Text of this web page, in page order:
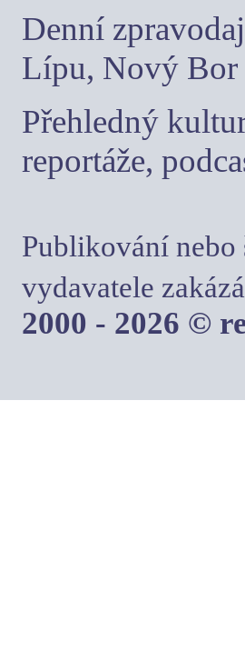
Denní
Lípu, Nový Bor
Přehledný
reportáže,
Publikování nebo
vydavatele
2000 - 2026 ©